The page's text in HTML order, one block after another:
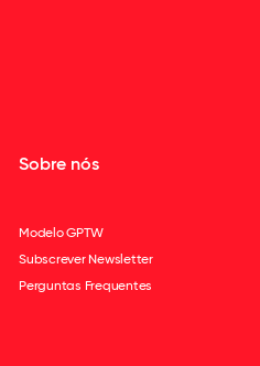
Sobre nós
Modelo GPTW
Subscrever Newsletter
Perguntas Frequentes